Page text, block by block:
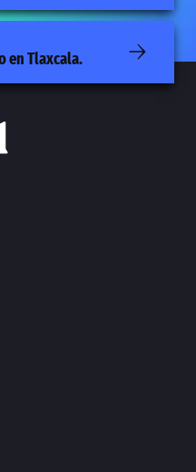
en Tlaxcala.